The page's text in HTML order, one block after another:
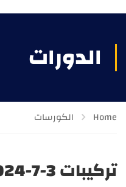
الدورات
Home الكورسات
تركيبات 3-7-2024